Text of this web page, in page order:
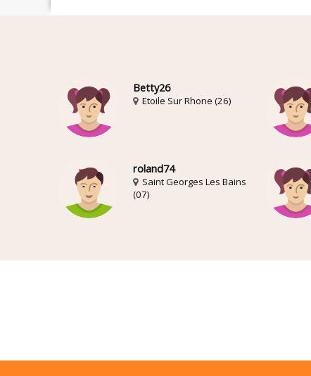
Betty26
Etoile Sur Rhone (26)
roland74
Saint Georges Les Bains
(07)